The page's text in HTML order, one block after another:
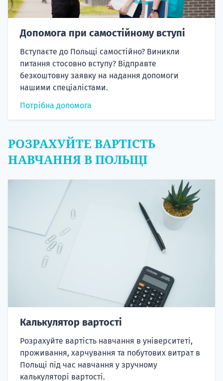
Допомога при самостійному вступі
Вступаєте до Польщі самостійно? Виникли
питання стосовно вступу? Відправте
безкоштовну заявку на надання допомоги
нашими спеціалістами.
Потрібна допомога
РОЗРАХУЙТЕ ВАРТІСТЬ
НАВЧАННЯ В ПОЛЬЩІ
Калькулятор вартості
Розрахуйте вартість навчання в університеті,
проживання, харчування та побутових витрат в
Польщі під час навчання у зручному
калькуляторі вартості.